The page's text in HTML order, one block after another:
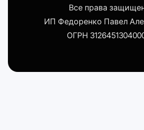
Все права
ИП Федоренко Павел
ОГРН